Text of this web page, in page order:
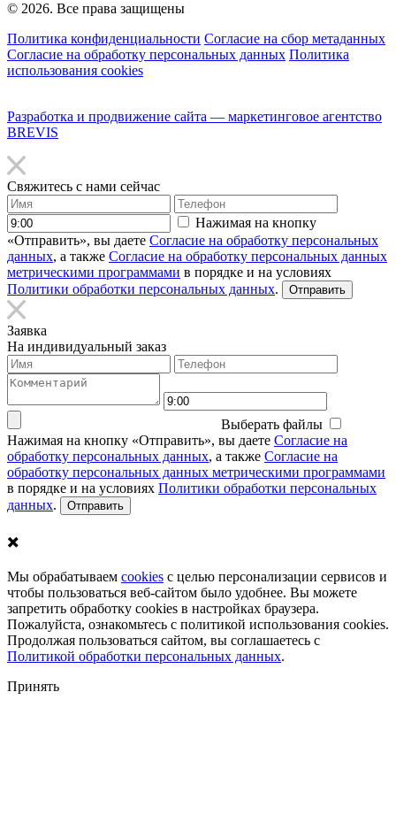
© 2026. Все права защищены
Политика конфиденциальности Согласие на сбор метаданных
Согласие на обработку персональных данных Политика
использования cookies
Разработка и продвижение сайта — маркетинговое агентство
BREVIS
Свяжитесь с нами сейчас
Нажимая на кнопку
«Отправить», вы даете Согласие на обработку персональных
данных, а также Согласие на обработку персональных данных
метрическими программами в порядке и на условиях
Политики обработки персональных данных.
Заявка
На индивидуальный заказ
Выберать файлы
Нажимая на кнопку «Отправить», вы даете Согласие на
обработку персональных данных, а также Согласие на
обработку персональных данных метрическими программами
в порядке и на условиях Политики обработки персональных
данных.
✖️
Мы обрабатываем cookies с целью персонализации сервисов и
чтобы пользоваться веб-сайтом было удобнее. Вы можете
запретить обработку сookies в настройках браузера.
Пожалуйста, ознакомьтесь с политикой использования cookies.
Продолжая пользоваться сайтом, вы соглашаетесь с
Политикой обработки персональных данных.
Принять